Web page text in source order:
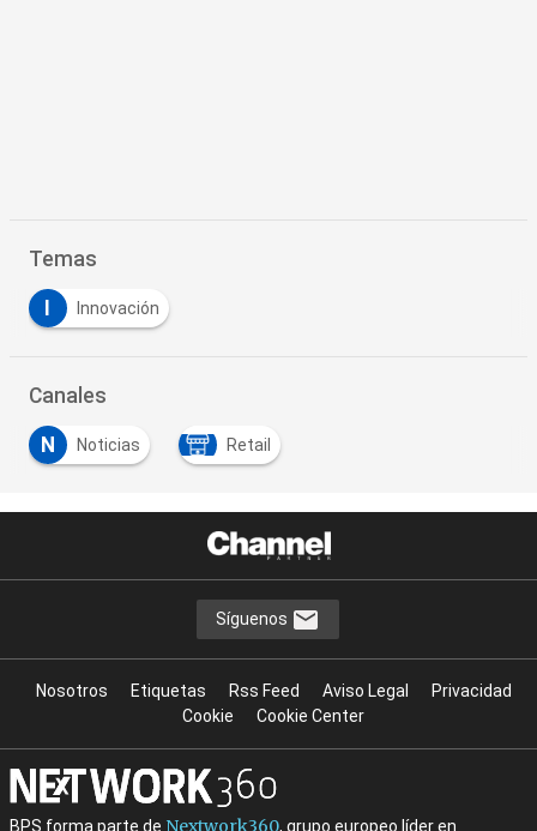
Temas
Innovación
Canales
N Noticias Retail
Síguenos
Nosotros Etiquetas Rss Feed Aviso Legal
Privacidad
Cookie
Cookie Center
BPS forma parte de Nextwork360, grupo europeo líder en